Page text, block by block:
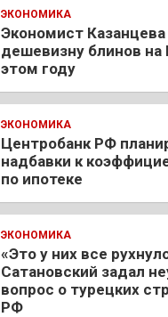
ЭКОНОМИКА
Экономист
дешевизну блинов на
этом году
ЭКОНОМИКА
Центробанк РФ
надбавки к
по ипотеке
ЭКОНОМИКА
«Это у них все
Сатановский задал
вопрос о турецких
РФ